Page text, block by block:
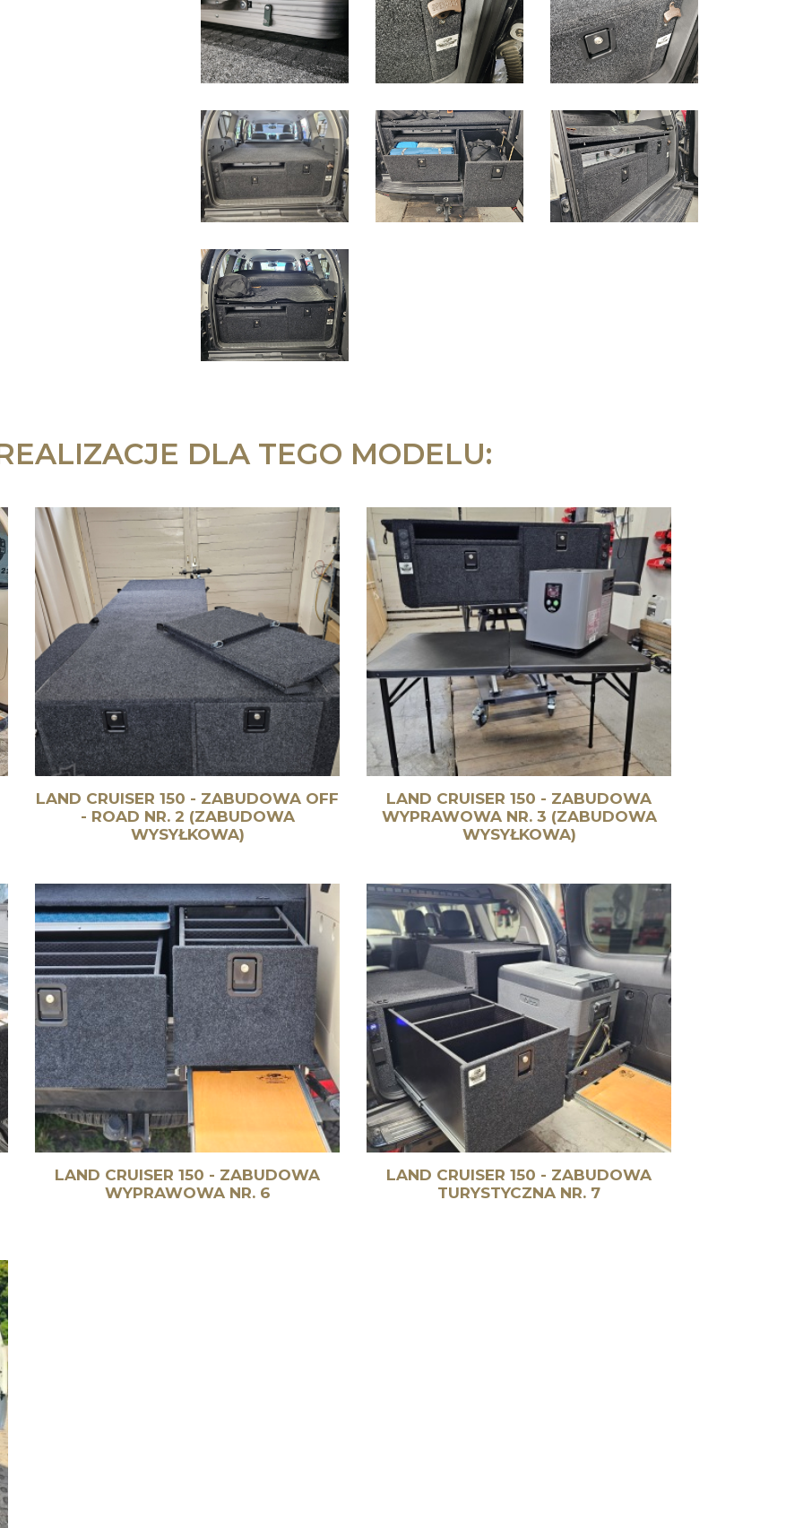
DLA TEGO MODELU:
LAND CRUISER 150 - ZABUDOWA OFF
- ROAD NR. 2 (ZABUDOWA
WYSYŁKOWA)
LAND CRUISER 150 - ZABUDOWA
WYPRAWOWA NR. 3 (ZABUDOWA
WYSYŁKOWA)
LAND CRUISER 150 - ZABUDOWA
WYPRAWOWA NR. 6
LAND CRUISER 150 - ZABUDOWA
TURYSTYCZNA NR. 7